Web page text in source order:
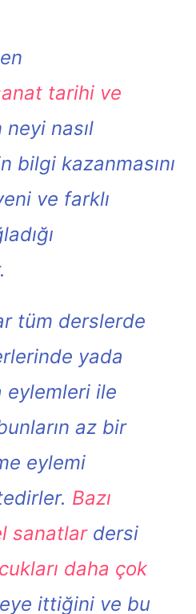
tarihi ve
nasıl
bilgi kazanmasını
ve farklı
tüm derslerde
yada
eylemleri ile
az bir
eylemi
Bazı
sanatlardersi
daha çok
ittiğini ve bu